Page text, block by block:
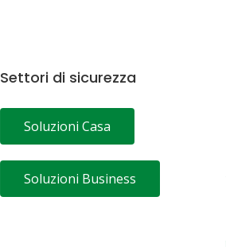
Settori di sicurezza
Soluzioni Casa
Soluzioni Business